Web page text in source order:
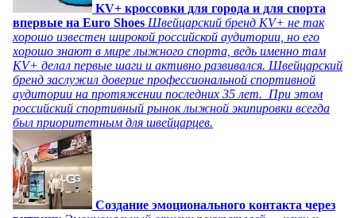
KV+ кроссовки для города и для спорта
впервые на Euro Shoes Швейцарский бренд KV+ не так
хорошо известен широкой российской аудитории, но его
хорошо знают в мире лыжного спорта, ведь именно там
KV+ делал первые шаги и активно развивался. Швейцарский
бренд заслужил доверие профессиональной спортивной
аудитории на протяжении последних 35 лет. При этом
российский спортивный рынок лыжной экипировки всегда
был приоритетным для швейцарцев.
Создание эмоционального контакта через